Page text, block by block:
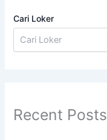
Cari Loker
Recent Posts